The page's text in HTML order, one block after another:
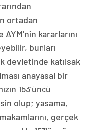
ortadan
kararlarını
bunları
devletinde katılsak
anayasal bir
153’üncü
olup; yasama,
gerçek